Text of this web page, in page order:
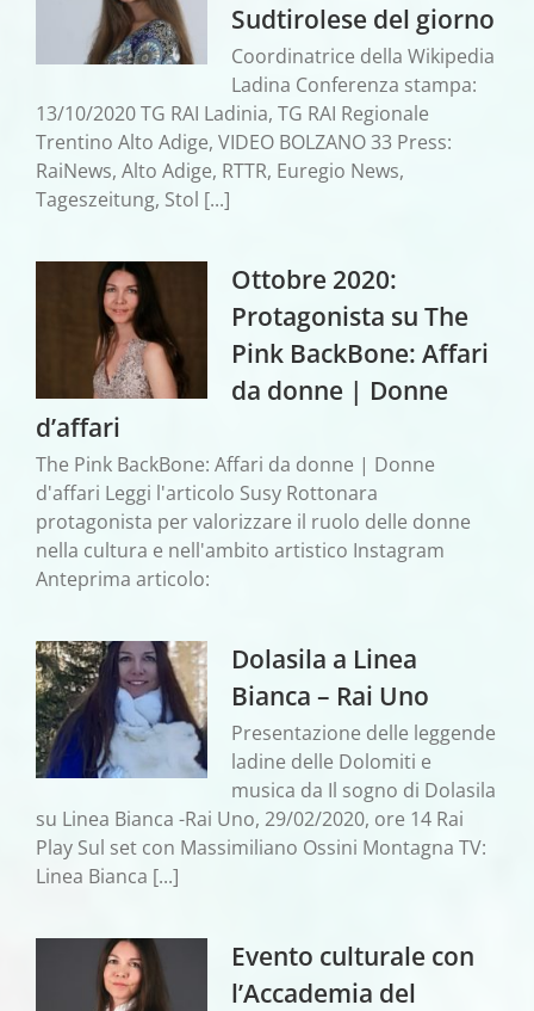
Sudtirolese del giorno
Coordinatrice della Wikipedia
Ladina Conferenza stampa:
13/10/2020 TG RAI Ladinia, TG RAI Regionale
Trentino Alto Adige, VIDEO BOLZANO 33 Press:
RaiNews, Alto Adige, RTTR, Euregio News,
Tageszeitung, Stol [...]
Ottobre 2020:
Protagonista su The
Pink BackBone: Affari
da donne | Donne
d’affari
The Pink BackBone: Affari da donne | Donne
d'affari Leggi l'articolo Susy Rottonara
protagonista per valorizzare il ruolo delle donne
nella cultura e nell'ambito artistico Instagram
Anteprima articolo:
Dolasila a Linea
Bianca – Rai Uno
Presentazione delle leggende
ladine delle Dolomiti e
musica da Il sogno di Dolasila
su Linea Bianca -Rai Uno, 29/02/2020, ore 14 Rai
Play Sul set con Massimiliano Ossini Montagna TV:
Linea Bianca [...]
Evento culturale con
l’Accademia del